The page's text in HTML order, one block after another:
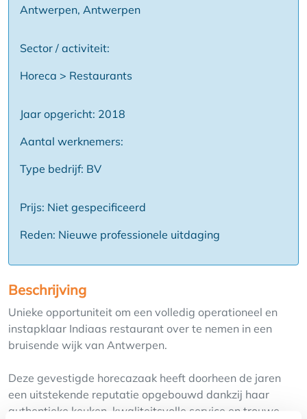
Antwerpen, Antwerpen
Sector / activiteit:
Horeca > Restaurants
Jaar opgericht: 2018
Aantal werknemers:
Type bedrijf: BV
Prijs: Niet gespecificeerd
Reden: Nieuwe professionele uitdaging
Beschrijving
Unieke opportuniteit om een volledig operationeel en
instapklaar Indiaas restaurant over te nemen in een
bruisende wijk van Antwerpen.
Deze gevestigde horecazaak heeft doorheen de jaren
een uitstekende reputatie opgebouwd dankzij haar
authentieke keuken, kwaliteitsvolle service en trouwe